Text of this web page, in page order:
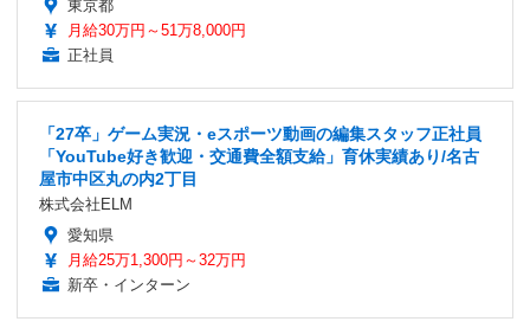
東京都
月給30万円～51万8,000円
正社員
「27卒」ゲーム実況・eスポーツ動画の編集スタッフ正社員
「YouTube好き歓迎・交通費全額支給」育休実績あり/名古
屋市中区丸の内2丁目
株式会社ELM
愛知県
月給25万1,300円～32万円
新卒・インターン